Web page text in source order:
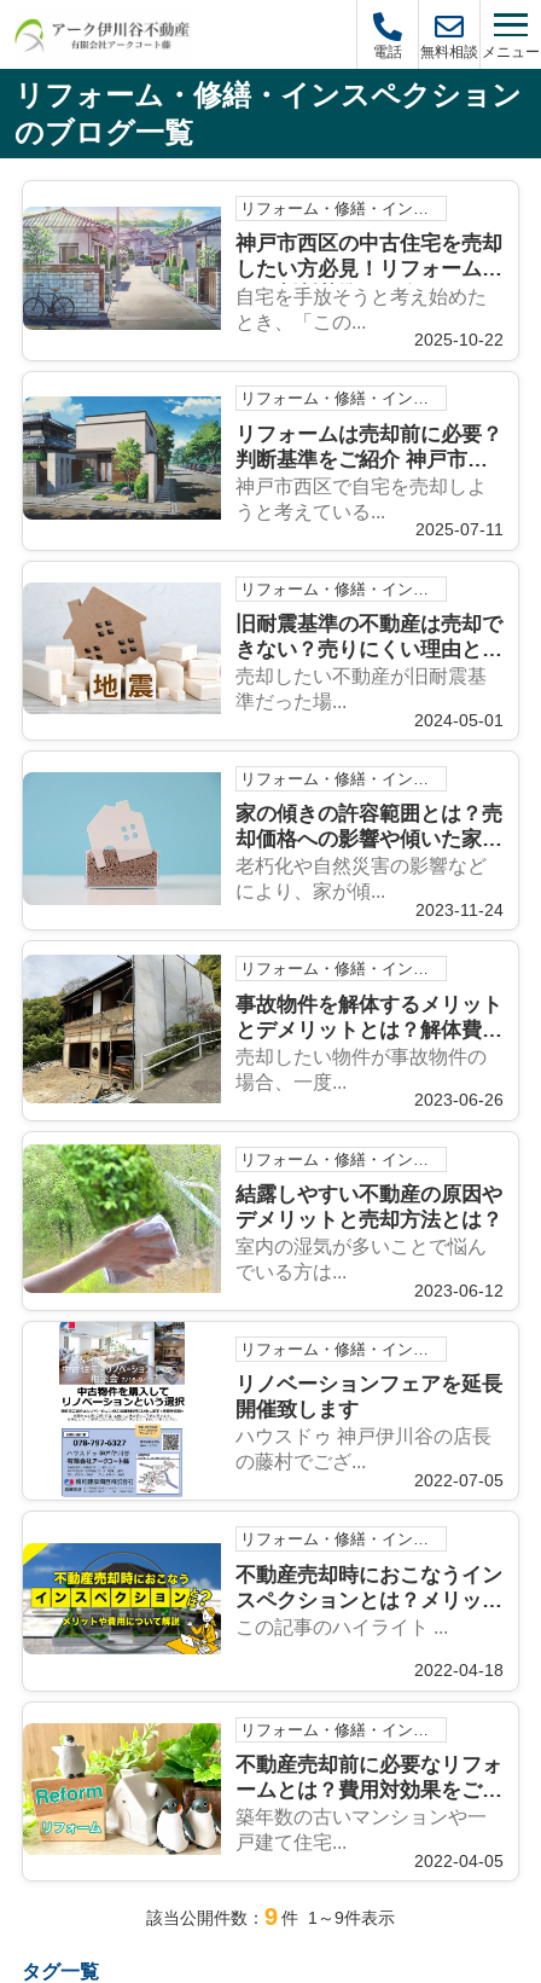
電話 無料相談 メニュー
リフォーム・修繕・インスペクション
のブログ一覧
リフォーム・修繕・インスペクション
神戸市西区の中古住宅を売却
したい方必見！リフォーム要
否の判断基準も紹介
自宅を手放そうと考え始めた
とき、「この...
2025-10-22
リフォーム・修繕・インスペクション
リフォームは売却前に必要？
判断基準をご紹介 神戸市西
区での自宅売却に役立つ情報
を解説
神戸市西区で自宅を売却しよ
うと考えている...
2025-07-11
旧耐震基準の不動産は売却で
きない？売りにくい理由と売
却方法をご紹介
売却したい不動産が旧耐震基
準だった場...
2024-05-01
リフォーム・修繕・インスペクション
家の傾きの許容範囲とは？売
却価格への影響や傾いた家の
売却方法をご紹介！
老朽化や自然災害の影響など
により、家が傾...
2023-11-24
リフォーム・修繕・インスペクション
事故物件を解体するメリット
とデメリットとは？解体費用
と合わせて解説
売却したい物件が事故物件の
場合、一度...
2023-06-26
結露しやすい不動産の原因や
デメリットと売却方法とは？
室内の湿気が多いことで悩ん
でいる方は...
2023-06-12
リフォーム・修繕・インスペクション
リノベーションフェアを延長
開催致します
ハウスドゥ 神戸伊川谷の店長
の藤村でござ...
2022-07-05
リフォーム・修繕・インスペクション
不動産売却時におこなうイン
スペクションとは？メリット
や費用について解説
この記事のハイライト ...
2022-04-18
不動産売却前に必要なリフォ
ームとは？費用対効果をご紹
介
築年数の古いマンションや一
戸建て住宅...
2022-04-05
該当公開件数： 9件 1～9件表示
タグ一覧